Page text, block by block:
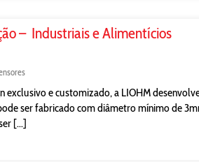
– Industriais e Alimentícios
e customizado, a LIOHM
ser fabricado com diâmetro mínimo de
[...]